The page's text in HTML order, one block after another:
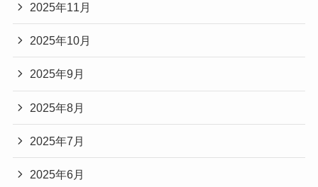
2025年11月
2025年10月
2025年9月
2025年8月
2025年7月
2025年6月